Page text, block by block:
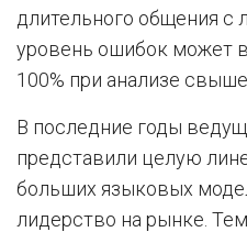
длительного общения
уровень ошибок может
100% при анализе
В последние годы
представили целую
больших языковых
лидерство на рынке.